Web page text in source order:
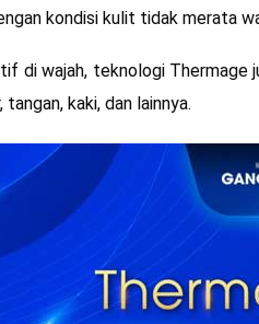
kondisi kulit tidak merata
di wajah, teknologi Thermage
kaki, dan lainnya.